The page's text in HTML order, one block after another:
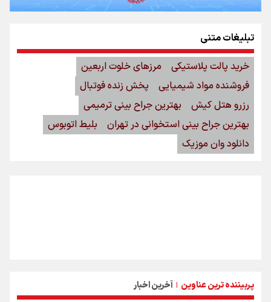
پربیننده ترین عناوین | آخرین اخبار
تبلیغات متنی
خرید پالت پلاستیکی
مرزهای خلوت اربعین
فروشنده مواد شیمیایی
پخش زنده فوتبال
رزرو هتل کیش
بهترین جراح بینی ترمیمی
بهترین جراح بینی استخوانی در تهران
بلیط اتوبوس
دانلود وان موزیک